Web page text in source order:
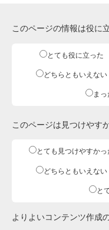
このページの情報は役に
とても役に立った
どちらともいえない
ま
このページは見つけやす
とても見つけやすかっ
どちらともいえない
と
よりよいコンテンツ作成